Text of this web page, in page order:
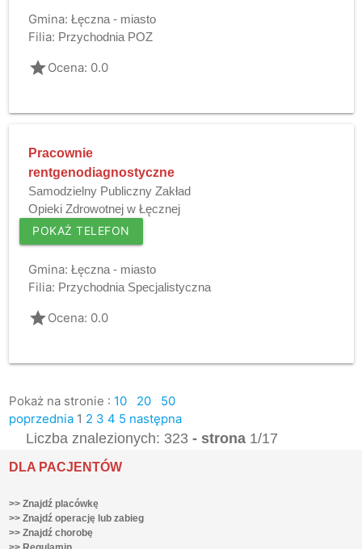
Gmina: Łęczna - miasto
Filia: Przychodnia POZ
gradeOcena: 0.0
Pracownie
rentgenodiagnostyczne
Samodzielny Publiczny Zakład
Opieki Zdrowotnej w Łęcznej
POKAŻ TELEFON
Gmina: Łęczna - miasto
Filia: Przychodnia Specjalistyczna
gradeOcena: 0.0
Pokaż na stronie : 10 20
50
poprzednia 1 2 3 4 5 następna
Liczba znalezionych: 323- strona 1/17
DLA PACJENTÓW
>> Znajdź placówkę
>> Znajdź operację lub zabieg
>> Znajdź chorobę